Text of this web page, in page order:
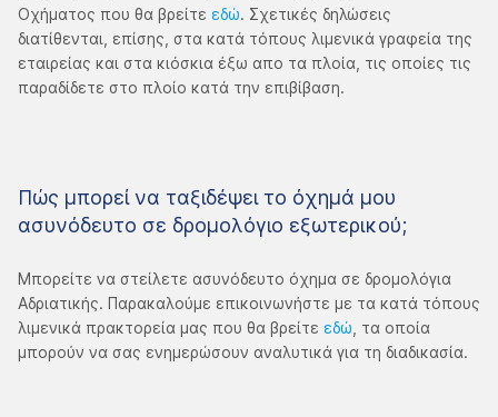
Οχήματος που θα βρείτε εδώ. Σχετικές δηλώσεις
διατίθενται, επίσης, στα κατά τόπους λιμενικά γραφεία της
εταιρείας και στα κιόσκια έξω απο τα πλοία, τις οποίες τις
παραδίδετε στο πλοίο κατά την επιβίβαση.
Πώς μπορεί να ταξιδέψει το όχημά μου
ασυνόδευτο σε δρομολόγιο εξωτερικού;
Μπορείτε να στείλετε ασυνόδευτο όχημα σε δρομολόγια
Αδριατικής. Παρακαλούμε επικοινωνήστε με τα κατά τόπους
λιμενικά πρακτορεία μας που θα βρείτε εδώ , τα οποία
μπορούν να σας ενημερώσουν αναλυτικά για τη διαδικασία.